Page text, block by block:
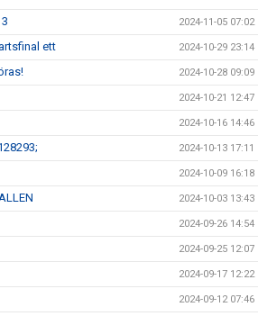
2024-11-05 07:02
ett 2024-10-29 23:14
2024-10-28 09:09
2024-10-21 12:47
2024-10-16 14:46
2024-10-13 17:11
2024-10-09 16:18
2024-10-03 13:43
2024-09-26 14:54
2024-09-25 12:07
2024-09-17 12:22
2024-09-12 07:46